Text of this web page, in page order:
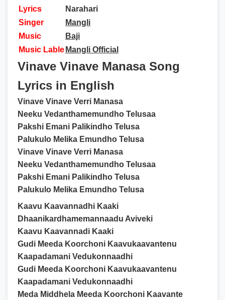
Lyrics
Narahari
Singer
Mangli
Music
Baji
Music Lable Mangli Official
Vinave Vinave Manasa Song
Lyrics in English
Vinave Vinave Verri Manasa
Neeku Vedanthamemundho Telusaa
Pakshi Emani Palikindho Telusa
Palukulo Melika Emundho Telusa
Vinave Vinave Verri Manasa
Neeku Vedanthamemundho Telusaa
Pakshi Emani Palikindho Telusa
Palukulo Melika Emundho Telusa
Kaavu Kaavannadhi Kaaki
Dhaanikardhamemannaadu Aviveki
Kaavu Kaavannadi Kaaki
Gudi Meeda Koorchoni Kaavukaavantenu
Kaapadamani Vedukonnaadhi
Gudi Meeda Koorchoni Kaavukaavantenu
Kaapadamani Vedukonnaadhi
Meda Middhela Meeda Koorchoni Kaavante